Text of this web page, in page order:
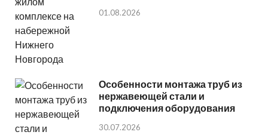
01.08.2026
Особенности монтажа труб из
нержавеющей стали и
подключения оборудования
30.07.2026